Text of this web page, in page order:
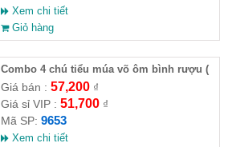
Xem chi tiết
Giỏ hàng
Combo 4 chú tiểu múa võ ôm bình rượu (
HĐ )
Giá bán : 57,200₫
Giá sỉ VIP : 51,700₫
Mã SP: 9653
Xem chi tiết